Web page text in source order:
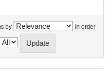
by In order